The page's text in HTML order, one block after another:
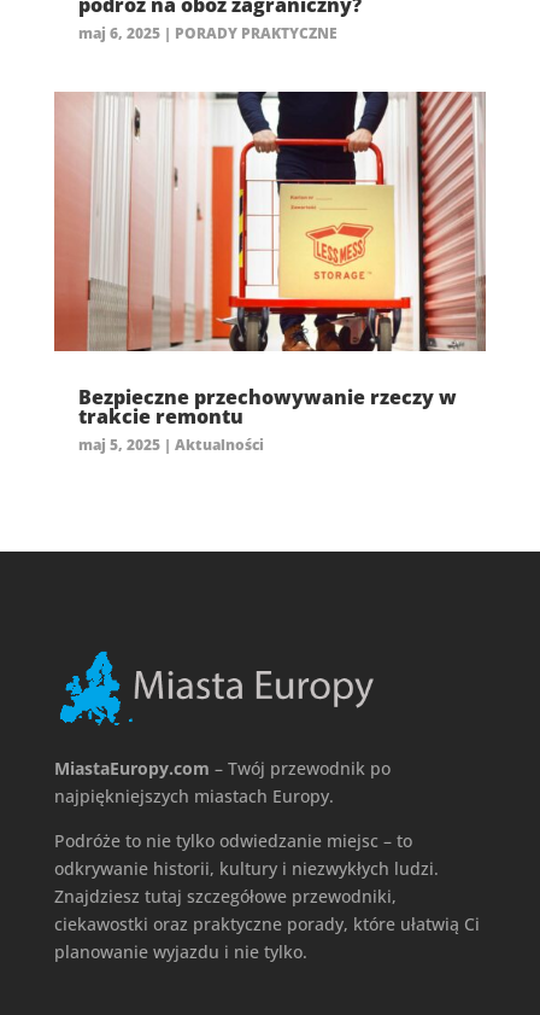
maj 6, 2025| PORADY PRAKTYCZNE
Bezpieczne przechowywanie rzeczy w
trakcie remontu
maj 5, 2025| Aktualności
MiastaEuropy.com – Twój przewodnik po
najpiękniejszych miastach Europy.
Podróże to nie tylko odwiedzanie miejsc – to
odkrywanie historii, kultury i niezwykłych ludzi.
Znajdziesz tutaj szczegółowe przewodniki,
ciekawostki oraz praktyczne porady, które ułatwią Ci
planowanie wyjazdu i nie tylko.